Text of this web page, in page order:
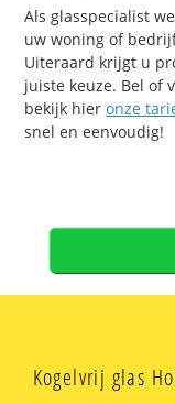
Als glasspecialist
uw woning of
Uiteraard krijgt u
juiste keuze. Bel of
bekijk hieronze
snel en eenvoudig!
Kogelvrij glas